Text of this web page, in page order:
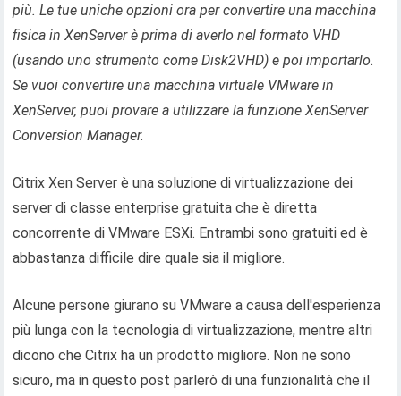
più. Le tue uniche opzioni ora per convertire una macchina
fisica in XenServer è prima di averlo nel formato VHD
(usando uno strumento come Disk2VHD) e poi importarlo.
Se vuoi convertire una macchina virtuale VMware in
XenServer, puoi provare a utilizzare la funzione XenServer
Conversion Manager.
Citrix Xen Server è una soluzione di virtualizzazione dei
server di classe enterprise gratuita che è diretta
concorrente di VMware ESXi. Entrambi sono gratuiti ed è
abbastanza difficile dire quale sia il migliore.
Alcune persone giurano su VMware a causa dell'esperienza
più lunga con la tecnologia di virtualizzazione, mentre altri
dicono che Citrix ha un prodotto migliore. Non ne sono
sicuro, ma in questo post parlerò di una funzionalità che il